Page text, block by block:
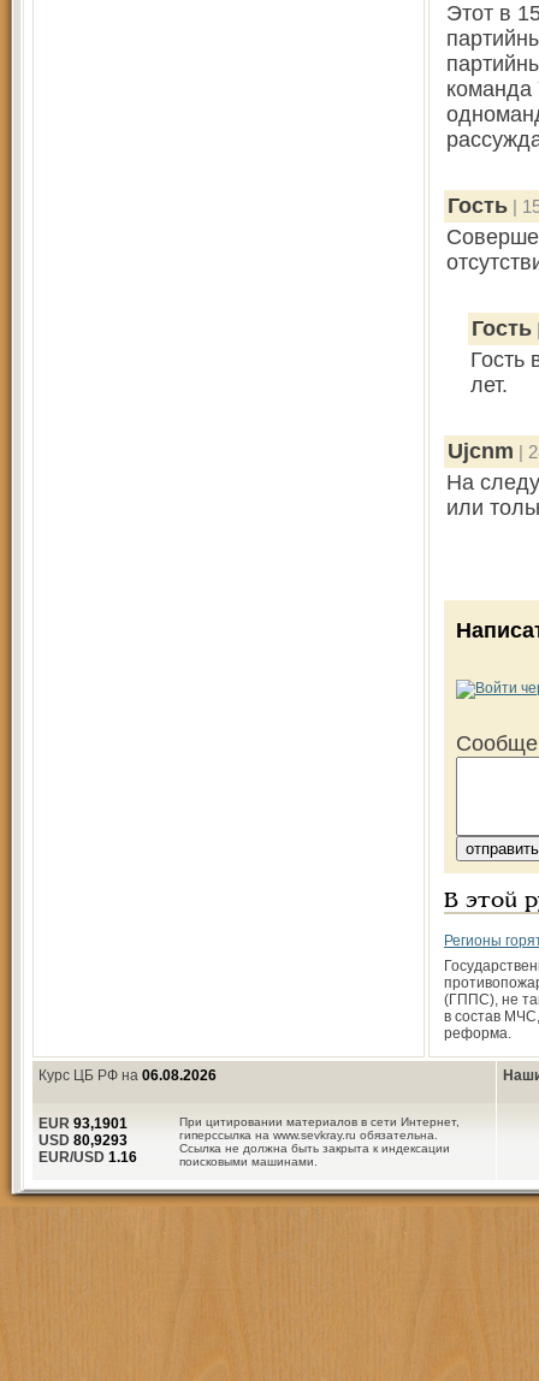
Этот в
команда
Гость |
Гость
Гость
лет.
Ujcnm |
На
или
В этой
Регионы
(ГППС), не
в состав
реформа.
Курс ЦБ РФ на 06.08.2026
При цитировании материалов в сети Интернет,
гиперссылка на www.sevkray.ru обязательна.
Ссылка не должна быть закрыта к индексации
поисковыми машинами.
EUR 93,1901
USD 80,9293
EUR/USD 1.16